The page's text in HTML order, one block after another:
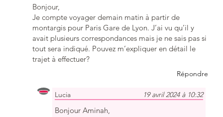
Bonjour,
Je compte voyager demain matin à partir de
montargis pour Paris Gare de Lyon. J’ai vu qu’il y
avait plusieurs correspondances mais je ne sais pas si
tout sera indiqué. Pouvez m’expliquer en détail le
trajet à effectuer?
Répondre
Lucia 19 avril 2024 à 10:32
Bonjour Aminah,